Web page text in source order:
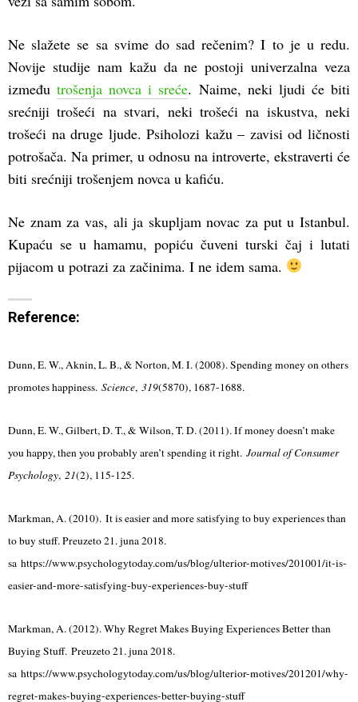
Ne slažete se sa svime do sad rečenim? I to je u redu.
Novije studije nam kažu da ne postoji univerzalna veza
izmeđutrošenja novca i sreće. Naime, neki ljudi će biti
srećniji trošeći na stvari, neki trošeći na iskustva, neki
trošeći na druge ljude. Psiholozi kažu – zavisi od ličnosti
potrošača. Na primer, u odnosu na introverte, ekstraverti će
biti srećniji trošenjem novca u kafiću.
Ne znam za vas, ali ja skupljam novac za put u Istanbul.
Kupaću se u hamamu, popiću čuveni turski čaj i lutati
pijacom u potrazi za začinima. I ne idem sama.
Reference:
Dunn, E. W., Aknin, L. B., & Norton, M. I. (2008). Spending money on others
promotes happiness. Science, 319(5870), 1687-1688.
Dunn, E. W., Gilbert, D. T., & Wilson, T. D. (2011). If money doesn’t make
you happy, then you probably aren’t spending it right. Journal of Consumer
Psychology, 21(2), 115-125.
Markman, A. (2010). It is easier and more satisfying to buy experiences than
to buy stuff. Preuzeto 21. juna 2018.
sa https://www.psychologytoday.com/us/blog/ulterior-motives/201001/it-is-
easier-and-more-satisfying-buy-experiences-buy-stuff
Markman, A. (2012). Why Regret Makes Buying Experiences Better than
Buying Stuff. Preuzeto 21. juna 2018.
sa https://www.psychologytoday.com/us/blog/ulterior-motives/201201/why-
regret-makes-buying-experiences-better-buying-stuff